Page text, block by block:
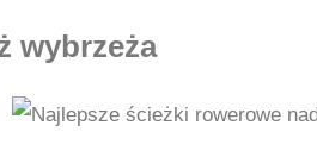
wybrzeża